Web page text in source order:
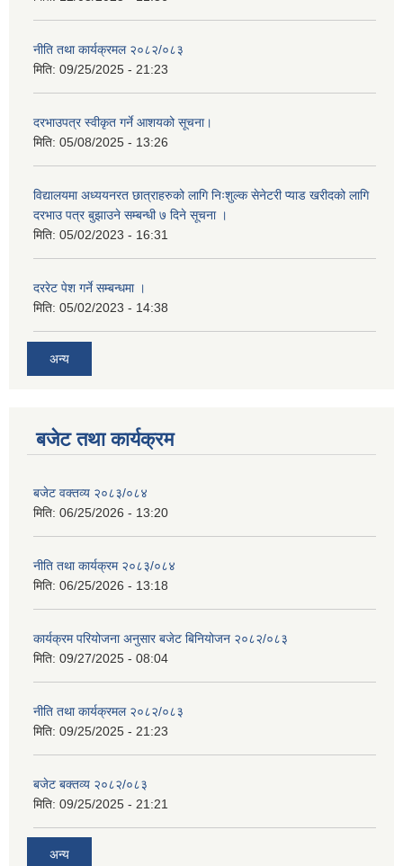
नीति तथा कार्यक्रमल २०८२/०८३
मिति: 09/25/2025 - 21:23
दरभाउपत्र स्वीकृत गर्ने आशयको सूचना।
मिति: 05/08/2025 - 13:26
विद्यालयमा अध्ययनरत छात्राहरुको लागि निःशुल्क सेनेटरी प्याड खरीदको लागि
दरभाउ पत्र बुझाउने सम्बन्धी ७ दिने सूचना ।
मिति: 05/02/2023 - 16:31
दररेट पेश गर्ने सम्बन्धमा ।
मिति: 05/02/2023 - 14:38
अन्य
बजेट तथा कार्यक्रम
बजेट वक्तव्य २०८३/०८४
मिति: 06/25/2026 - 13:20
नीति तथा कार्यक्रम २०८३/०८४
मिति: 06/25/2026 - 13:18
कार्यक्रम परियोजना अनुसार बजेट बिनियोजन २०८२/०८३
मिति: 09/27/2025 - 08:04
नीति तथा कार्यक्रमल २०८२/०८३
मिति: 09/25/2025 - 21:23
बजेट बक्तव्य २०८२/०८३
मिति: 09/25/2025 - 21:21
अन्य